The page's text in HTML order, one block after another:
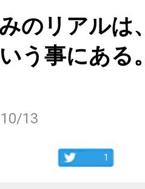
のリアルは
う事にある
13
1